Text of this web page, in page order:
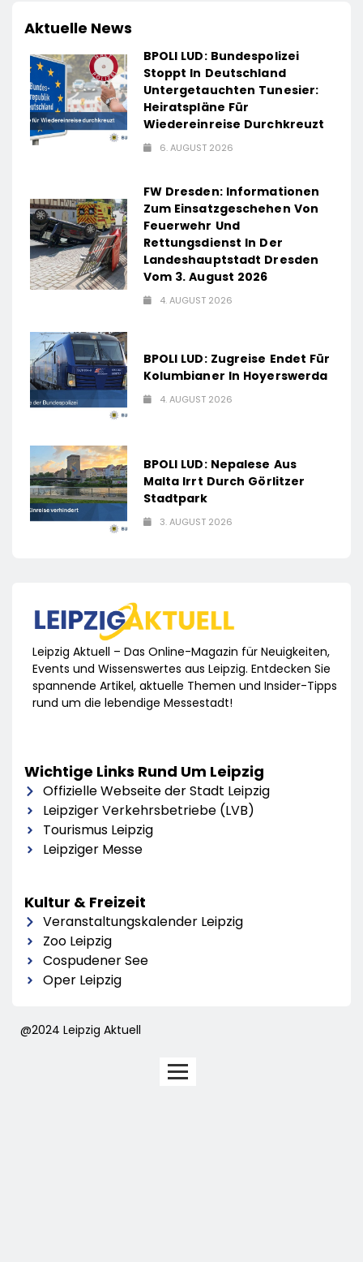
Aktuelle News
BPOLI LUD: Bundespolizei
Stoppt In Deutschland
Untergetauchten Tunesier:
Heiratspläne Für
Wiedereinreise Durchkreuzt
6. AUGUST 2026
FW Dresden: Informationen
Zum Einsatzgeschehen Von
Feuerwehr Und
Rettungsdienst In Der
Landeshauptstadt Dresden
Vom 3. August 2026
4. AUGUST 2026
BPOLI LUD: Zugreise Endet Für
Kolumbianer In Hoyerswerda
4. AUGUST 2026
BPOLI LUD: Nepalese Aus
Malta Irrt Durch Görlitzer
Stadtpark
3. AUGUST 2026
Leipzig Aktuell – Das Online-Magazin für Neuigkeiten,
Events und Wissenswertes aus Leipzig. Entdecken Sie
spannende Artikel, aktuelle Themen und Insider-Tipps
rund um die lebendige Messestadt!
Wichtige Links Rund Um Leipzig
Offizielle Webseite der Stadt Leipzig
Leipziger Verkehrsbetriebe (LVB)
Tourismus Leipzig
Leipziger Messe
Kultur & Freizeit
Veranstaltungskalender Leipzig
Zoo Leipzig
Cospudener See
Oper Leipzig
@2024 Leipzig Aktuell